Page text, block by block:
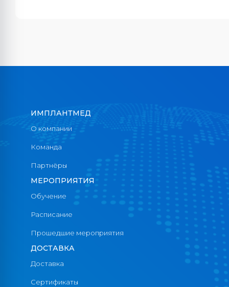
ИМПЛАНТМЕД
О компании
Команда
Партнёры
МЕРОПРИЯТИЯ
Обучение
Расписание
Прошедшие мероприятия
ДОСТАВКА
Доставка
Сертификаты